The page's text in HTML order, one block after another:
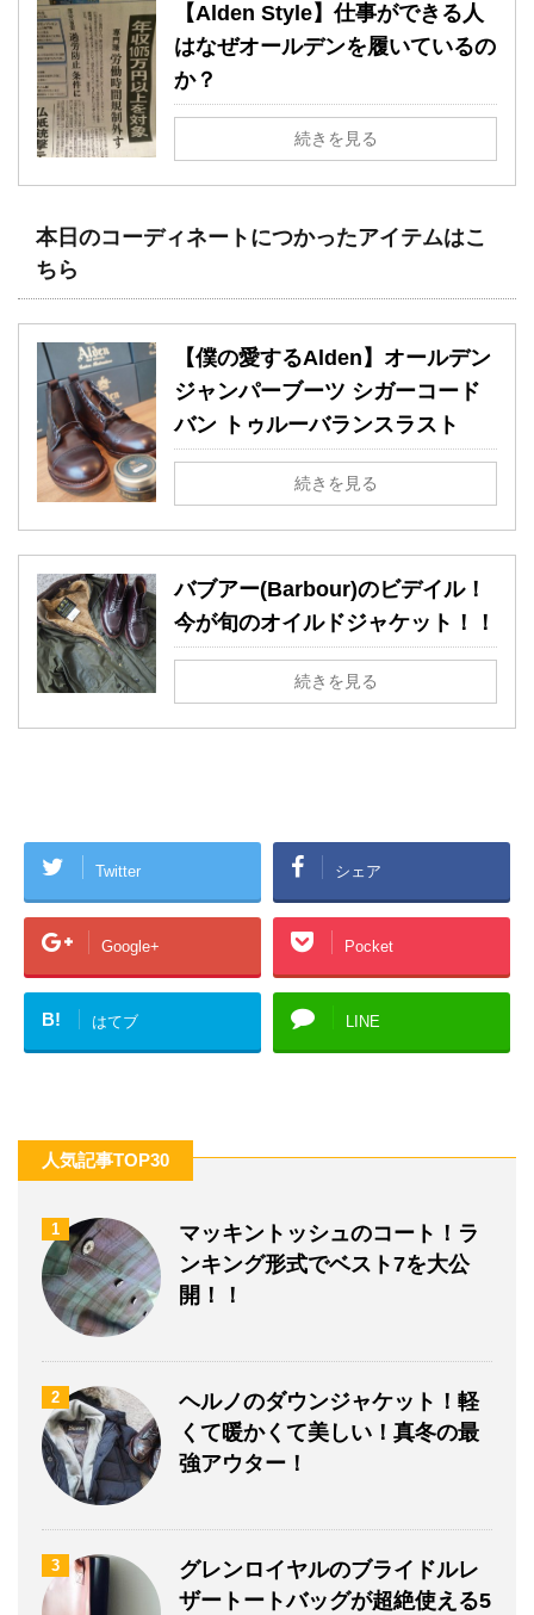
【Alden Style】仕事ができる人
はなぜオールデンを履いているの
か？
続きを見る
本日のコーディネートにつかったアイテムはこ
ちら
【僕の愛するAlden】オールデン
ジャンパーブーツ シガーコード
バン トゥルーバランスラスト
続きを見る
バブアー(Barbour)のビデイル！
今が旬のオイルドジャケット！！
続きを見る
Twitter シェア
Google+ Pocket
B! はてブ LINE
人気記事TOP30
1
マッキントッシュのコート！ラ
ンキング形式でベスト7を大公
開！！
2
ヘルノのダウンジャケット！軽
くて暖かくて美しい！真冬の最
強アウター！
3
グレンロイヤルのブライドルレ
ザートートバッグが超絶使える5